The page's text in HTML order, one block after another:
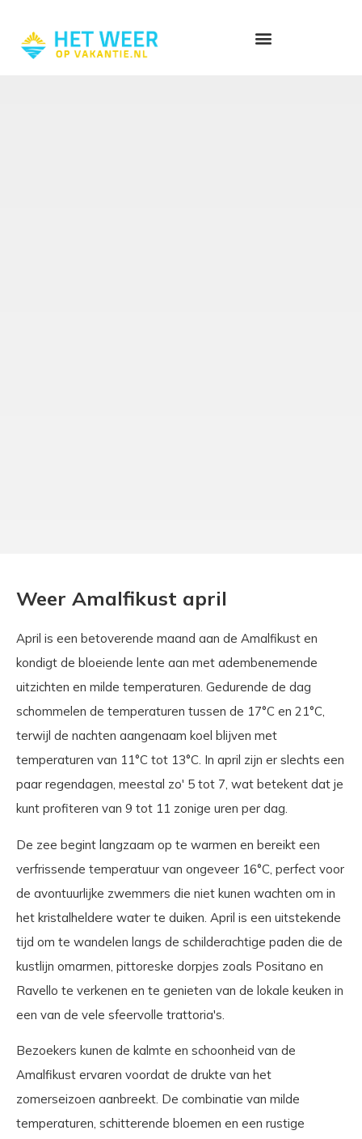
Weer Amalfikust april
April is een betoverende maand aan de Amalfikust en
kondigt de bloeiende lente aan met adembenemende
uitzichten en milde temperaturen. Gedurende de dag
schommelen de temperaturen tussen de 17°C en 21°C,
terwijl de nachten aangenaam koel blijven met
temperaturen van 11°C tot 13°C. In april zijn er slechts een
paar regendagen, meestal zo' 5 tot 7, wat betekent dat je
kunt profiteren van 9 tot 11 zonige uren per dag.
De zee begint langzaam op te warmen en bereikt een
verfrissende temperatuur van ongeveer 16°C, perfect voor
de avontuurlijke zwemmers die niet kunen wachten om in
het kristalheldere water te duiken. April is een uitstekende
tijd om te wandelen langs de schilderachtige paden die de
kustlijn omarmen, pittoreske dorpjes zoals Positano en
Ravello te verkenen en te genieten van de lokale keuken in
een van de vele sfeervolle trattoria's.
Bezoekers kunen de kalmte en schoonheid van de
Amalfikust ervaren voordat de drukte van het
zomerseizoen aanbreekt. De combinatie van milde
temperaturen, schitterende bloemen en een rustige